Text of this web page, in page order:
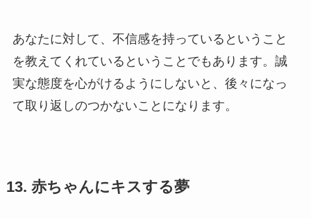
あなたに対して、不信感を持っているということ
を教えてくれているということでもあります。誠
実な態度を心がけるようにしないと、後々になっ
て取り返しのつかないことになります。
13. 赤ちゃんにキスする夢